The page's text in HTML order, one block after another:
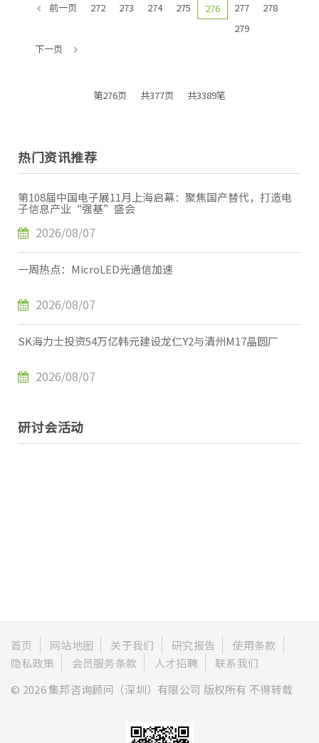
前一页 272 273 274 275 276 277
278
279
下一页
第276页 共377页 共3389笔
热门资讯推荐
第108届中国电子展11月上海启幕：聚焦国产替代，打造电
子信息产业“强基”盛会
2026/08/07
一周热点：MicroLED光通信加速
2026/08/07
SK海力士投资54万亿韩元建设龙仁Y2与清州M17晶圆厂
2026/08/07
研讨会活动
首页 网站地图 关于我们 研究报告
使用条款
隐私政策
会员服务条款 人才招聘
联系我们
© 2026 集邦咨询顾问（深圳）有限公司 版权所有 不得转载